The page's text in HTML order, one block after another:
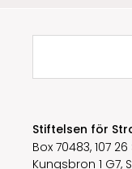
Sök
Stiftelsen för
Box 70483, 107
Kungsbron 1 G7,